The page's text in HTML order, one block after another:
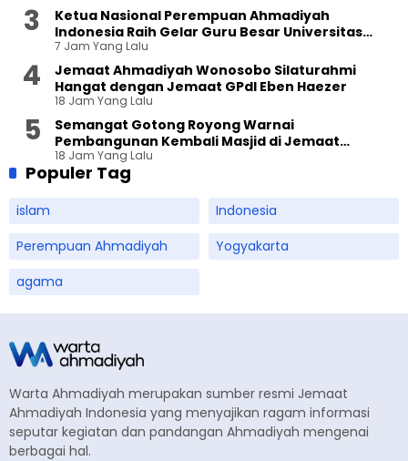
Ketua Nasional Perempuan Ahmadiyah
Indonesia Raih Gelar Guru Besar Universitas
Terbuka
7 Jam Yang Lalu
Jemaat Ahmadiyah Wonosobo Silaturahmi
Hangat dengan Jemaat GPdI Eben Haezer
18 Jam Yang Lalu
Semangat Gotong Royong Warnai
Pembangunan Kembali Masjid di Jemaat
Ahmadiyah Sukapura
18 Jam Yang Lalu
Populer Tag
islam
Indonesia
Perempuan Ahmadiyah
Yogyakarta
agama
Warta Ahmadiyah merupakan sumber resmi Jemaat
Ahmadiyah Indonesia yang menyajikan ragam informasi
seputar kegiatan dan pandangan Ahmadiyah mengenai
berbagai hal.